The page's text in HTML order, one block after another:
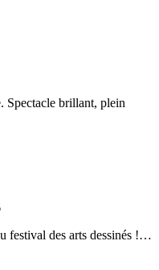
Spectacle brillant, plein
festival des arts dessinés !…